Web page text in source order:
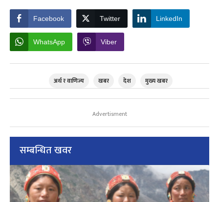
Facebook Twitter LinkedIn
WhatsApp Viber
अर्थ र वाणिज्य खबर देश मुख्य खबर
Advertisment
सम्बन्धित खवर